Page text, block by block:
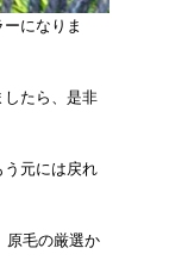
になりま
たら、是非
元には戻れ
原毛の厳選か